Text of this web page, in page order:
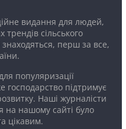
видання для людей,
трендів сільського
перш за все,
популяризації
господарство підтримує
Наші журналісти
на нашому сайті було
цікавим.